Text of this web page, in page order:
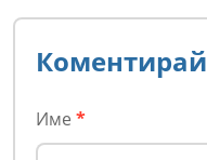
Коментирай
Име *